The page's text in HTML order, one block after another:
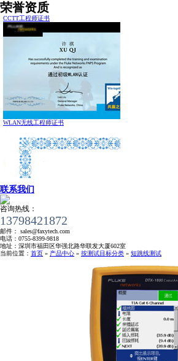
荣誉资质
CCTT工程师证书
联系我们
咨询热线：
13798421872
邮件：
sales@faxytech.com
电话： 0755-8399-9818
地址： 深圳市福田区华强北路华联发大厦602室
当前位置： 首页 » 产品中心 » 按测试目标分类 » 短跳线测试